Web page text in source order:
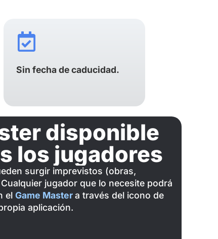
Sin fecha de caducidad.
disponible
los jugadores
surgir imprevistos (obras,
jugador que lo necesite podrá
el Game Mastera través del icono de
aplicación.